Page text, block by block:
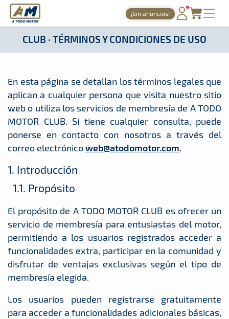
A Todo Motor · Revista del motor desde 1999
¡Sin anuncios!
PORTADA
TIEMPOS ONLINE
NOTICIAS
AGENDA
GALERÍAS
TIENDA
ARCHIVO
CLUB · TÉRMINOS Y CONDICIONES DE USO
En esta página se detallan los términos legales que
aplican a cualquier persona que visita nuestro sitio
web o utiliza los servicios de membresía de A TODO
MOTOR CLUB. Si tiene cualquier consulta, puede
ponerse en contacto con nosotros a través del
correo electrónicoweb@atodomotor.com.
1. Introducción
1.1. Propósito
El propósito de A TODO MOTOR CLUB es ofrecer un
servicio de membresía para entusiastas del motor,
permitiendo a los usuarios registrados acceder a
funcionalidades extra, participar en la comunidad y
disfrutar de ventajas exclusivas según el tipo de
membresía elegida.
Los usuarios pueden registrarse gratuitamente
para acceder a funcionalidades adicionales básicas,